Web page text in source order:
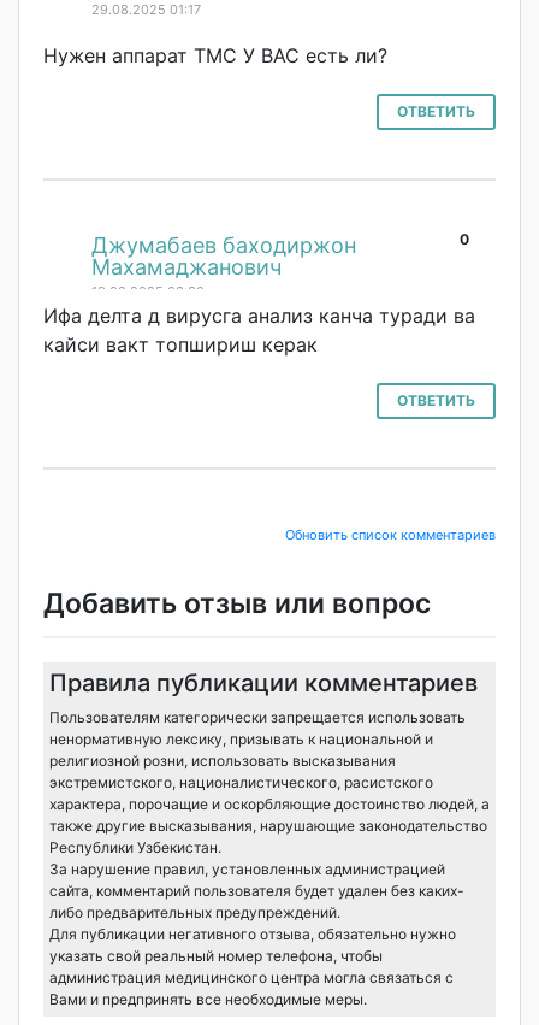
29.08.2025 01:17
Нужен аппарат ТМС У ВАС есть ли?
ОТВЕТИТЬ
0
Джумабаев баходиржон
Махамаджанович
19.08.2025 08:30
Ифа делта д вирусга анализ канча туради ва
кайси вакт топшириш керак
ОТВЕТИТЬ
Обновить список комментариев
Добавить отзыв или вопрос
Правила публикации комментариев
Пользователям категорически запрещается использовать
ненормативную лексику, призывать к национальной и
религиозной розни, использовать высказывания
экстремистского, националистического, расистского
характера, порочащие и оскорбляющие достоинство людей, а
также другие высказывания, нарушающие законодательство
Республики Узбекистан.
За нарушение правил, установленных администрацией
сайта, комментарий пользователя будет удален без каких-
либо предварительных предупреждений.
Для публикации негативного отзыва, обязательно нужно
указать свой реальный номер телефона, чтобы
администрация медицинского центра могла связаться с
Вами и предпринять все необходимые меры.